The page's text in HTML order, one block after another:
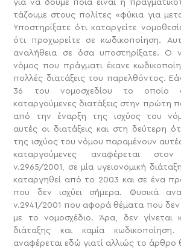
για να δούμε ποια είναι η
τάζουμε στους πολίτες «φύκια για
Υποστηρίξατε ότι καταργείτε
ότι προχωρείτε σε κωδικοποίηση.
αναλήθεια σε όσα υποστηρίξατε. Ο
νόμος που πράγματι έκανε
πολλές διατάξεις του παρελθόντος.
36 του νομοσχεδίου το οποίο
καταργούμενες διατάξεις στην πρώτη
από την έναρξη της ισχύος του
αυτές οι διατάξεις και στη δεύτερη
της ισχύος του νόμου παραμένουν αυτές
καταργούμενες αναφέρεται
ν.2965/2001, σε μία υγειονομική
καταργηθεί από το 2003 και σε ένα
που δεν ισχύει σήμερα. Φυσικά
ν.2941/2001 που αφορά θέματα που δεν
με το νομοσχέδιο. Άρα, δεν γίνεται
διάταξης και καμία
αναφέρεται εδώ γιατί αλλιώς το άρθρο